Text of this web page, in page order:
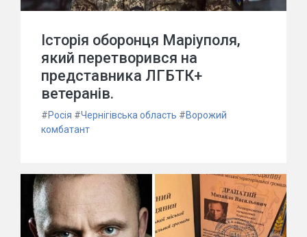
Історія оборонця Маріуполя,
який перетворився на
представника ЛГБТК+
ветеранів.
#Росія #Чернігівська область #Ворожий
комбатант